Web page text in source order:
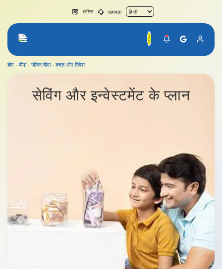
ब्लॉग्स सहायता
होम बीमा जीवन बीमा बचत और निवेश
सेविंग और इन्वेस्टमेंट के प्लान